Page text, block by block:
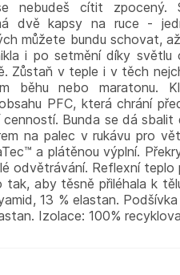
nebudeš cítit zpocený.
dvě kapsy na ruce -
můžete bundu schovat,
i po setmění díky světlu
Zůstaň v teple i v těch
běhu nebo maratonu.
PFC, která chrání
Bunda se dá sbalit
na palec v rukávu pro
a plátěnou výplní.
odvětrávání. Reflexní teplo
aby těsně přiléhala k
13 % elastan.
Izolace: 100%